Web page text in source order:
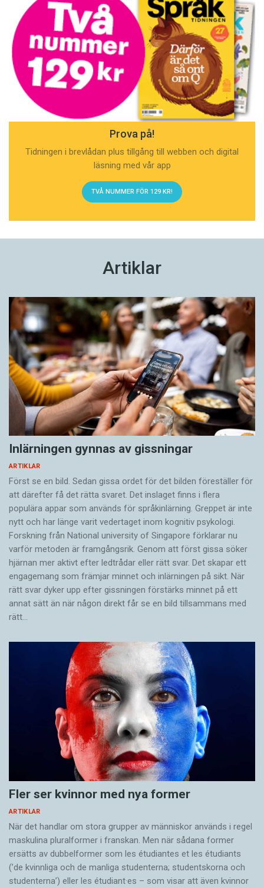
Prova på!
Tidningen i brevlådan plus tillgång till webben och digital
läsning med vår app
TVÅ NUMMER FÖR 129 KR!
Artiklar
Inlärningen gynnas av gissningar
ARTIKLAR
Först se en bild. Sedan gissa ordet för det bilden föreställer för
att därefter få det rätta svaret. Det inslaget finns i flera
populära appar som används för språkinlärning. Greppet är inte
nytt och har länge varit vedertaget inom kognitiv psykologi.
Forskning från National university of Singa­pore förklarar nu
varför metoden är framgångsrik. Genom att först gissa ­söker
hjärnan mer aktivt ­efter ledtrådar eller rätt svar. Det skapar ett
engagemang som främjar minnet och inlärningen på sikt. När
rätt svar dyker upp efter gissningen förstärks minnet på ett
annat sätt än när någon direkt får se en bild tillsammans med
rätt…
Fler ser kvinnor med nya former
ARTIKLAR
När det handlar om stora grupper av människor används i regel
maskulina pluralformer i franskan. Men när sådana ­former
ersätts av dubbel­former som les étudiantes et les étudiants
(’de kvinnliga och de manliga studenterna; studentskorna och
studenterna’) eller les étudiant·es – som visar att även kvinnor